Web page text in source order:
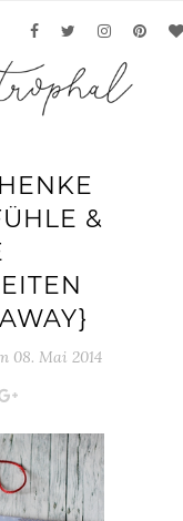
& 2
F
08. Mai 2014